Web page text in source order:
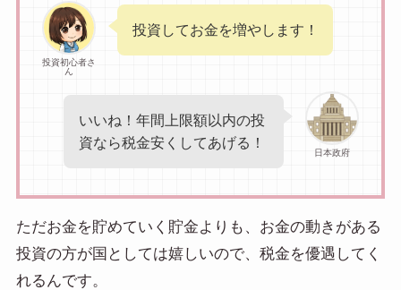
投資初心者さ
ん
投資してお金を増やします！
日本政府
いいね！年間上限額以内の投
資なら税金安くしてあげる！
ただお金を貯めていく貯金よりも、お金の動きがある
投資の方が国としては嬉しいので、税金を優遇してく
れるんです。